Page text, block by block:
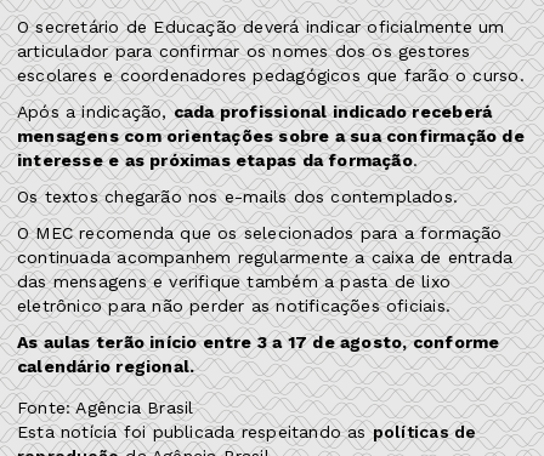
O secretário de Educação deverá indicar oficialmente um
articulador para confirmar os nomes dos os gestores
escolares e coordenadores pedagógicos que farão o curso.
Após a indicação,cada profissional indicado receberá
mensagens com orientações sobre a sua confirmação de
interesse e as próximas etapas da formação.
Os textos chegarão nos e-mails dos contemplados.
O MEC recomenda que os selecionados para a formação
continuada acompanhem regularmente a caixa de entrada
das mensagens e verifique também a pasta de lixo
eletrônico para não perder as notificações oficiais.
As aulas terão início entre 3 a 17 de agosto, conforme
calendário regional.
Fonte: Agência Brasil
Esta notícia foi publicada respeitando aspolíticas de